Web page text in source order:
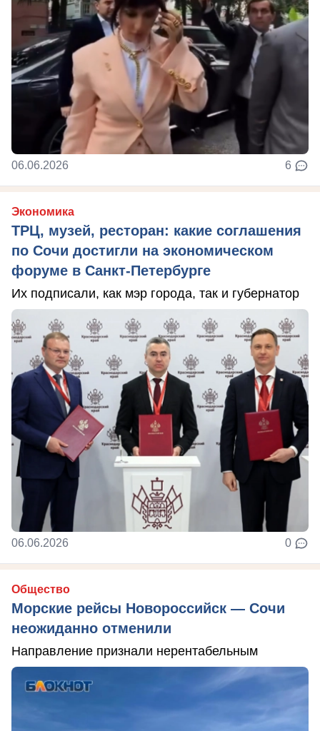
06.06.2026 6
Экономика
ТРЦ, музей, ресторан: какие соглашения
по Сочи достигли на экономическом
форуме в Санкт-Петербурге
Их подписали, как мэр города, так и губернатор
06.06.2026 0
Общество
Морские рейсы Новороссийск — Сочи
неожиданно отменили
Направление признали нерентабельным